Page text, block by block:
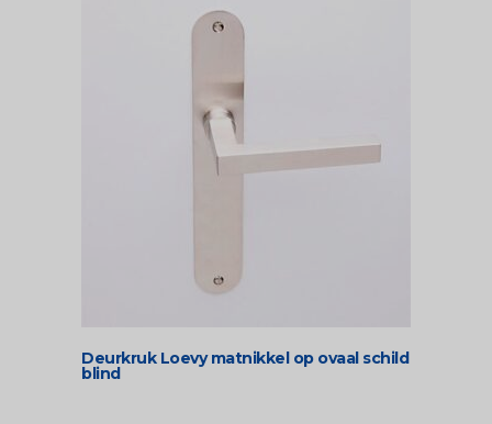
Deurkruk Loevy matnikkel op ovaal schild
blind